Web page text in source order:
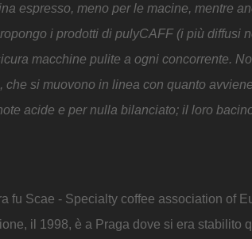
espresso, meno per le macine, mentre
i prodotti di pulyCAFF (i più diffusi
macchine pulite a ogni concorrente.
si muovono in linea con quanto
acide e per nulla bilanciato; il loro
fu Scae - Specialty coffee association of
il 1998, è a Praga dove si era stabilito